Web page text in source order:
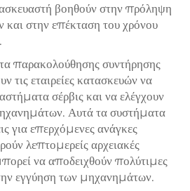
βοηθούν στην πρόληψη
στην επέκταση του χρόνου
παρακολούθησης συντήρησης
τις εταιρείες κατασκευών να
σέρβις και να ελέγχουν
Αυτά τα συστήματα
για επερχόμενες ανάγκες
λεπτομερείς αρχειακές
να αποδειχθούν πολύτιμες
εγγύηση των μηχανημάτων.